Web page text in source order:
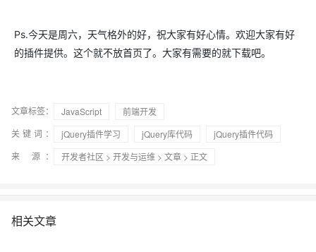
Ps.今天是周六，天气格外的好，祝大家有好心情。欢迎大家有好
的插件提供。这个就不放首页了。大家有需要的就下载吧。
文章标签： JavaScript
前端开发
关键词：
jQuery插件学习 jQuery库代码
jQuery插件代码
来 源：
开发者社区 > 开发与运维 > 文章 > 正文
相关文章